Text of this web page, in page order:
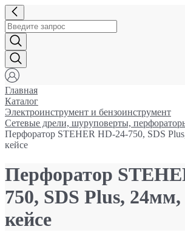
Главная
Каталог
Электроинструмент и бензоинструмент
Сетевые дрели, шуруповерты,
Перфоратор STEHER HD-24-750, SDS
кейсе
Перфоратор
750, SDS Plus,
кейсе